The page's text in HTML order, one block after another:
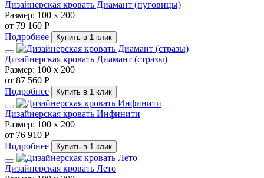
Дизайнерская кровать Диамант (пуговицы)
Размер: 100 х 200
от 79 160 Р
Подробнее
Купить в 1 клик
Дизайнерская кровать Диамант (стразы)
Размер: 100 х 200
от 87 560 Р
Подробнее
Купить в 1 клик
Дизайнерская кровать Инфинити
Размер: 100 х 200
от 76 910 Р
Подробнее
Купить в 1 клик
Дизайнерская кровать Лето